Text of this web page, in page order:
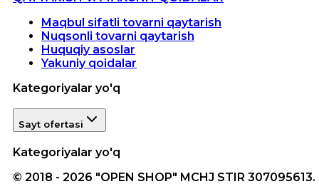
Maqbul sifatli tovarni qaytarish
Nuqsonli tovarni qaytarish
Huquqiy asoslar
Yakuniy qoidalar
Kategoriyalar yo'q
Sayt ofertasi
Kategoriyalar yo'q
© 2018 - 2026 "OPEN SHOP" MCHJ STIR 307095613.